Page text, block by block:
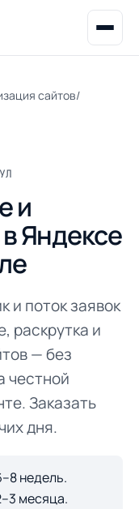
сайтов/
и
Яндексе
и поток заявок
раскрутка и
— без
честной
Заказать
дня.
недель.
месяца.